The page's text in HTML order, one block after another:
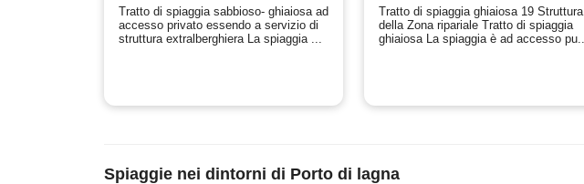
Tratto di spiaggia sabbioso- ghiaiosa ad
accesso privato essendo a servizio di
struttura extralberghiera La spiaggia ...
Tratto di spiaggia ghiaiosa 19 Struttura
della Zona ripariale Tratto di spiaggia
ghiaiosa La spiaggia è ad accesso pu...
Spiaggie nei dintorni di Porto di lagna